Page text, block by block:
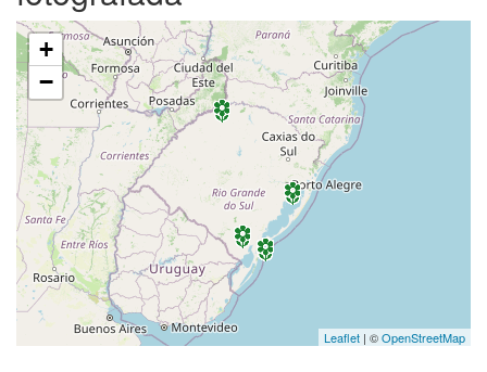
+
−
Leaflet | ©OpenStreetMap